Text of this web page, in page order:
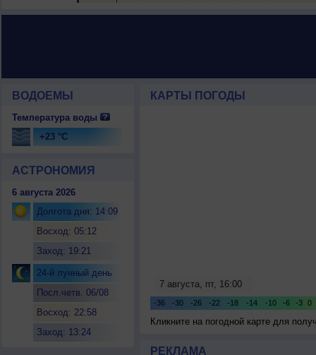
ВОДОЕМЫ
Температура воды
+23 °C
АСТРОНОМИЯ
6 августа 2026
Долгота дня: 14:09
Восход: 05:12
Заход: 19:21
24-й лунный день
Посл.четв. 06/08
Восход: 22:58
Заход: 13:24
КАРТЫ ПОГОДЫ
Кликните на погодной карте для
РЕКЛАМА